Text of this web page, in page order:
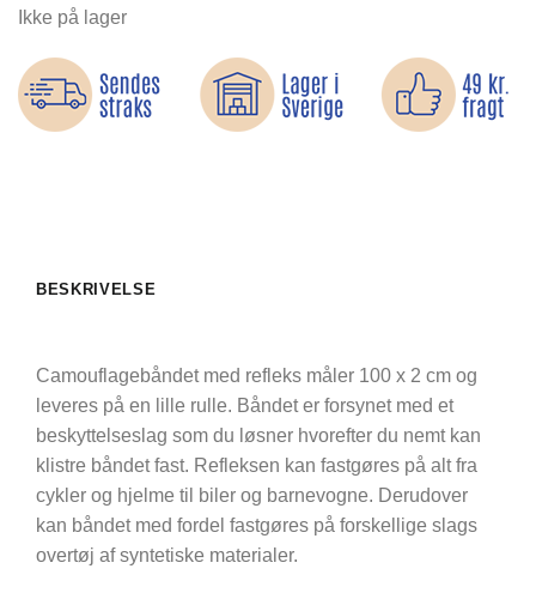
Ikke på lager
BESKRIVELSE
Camouflagebåndet med refleks måler 100 x 2 cm og
leveres på en lille rulle. Båndet er forsynet med et
beskyttelseslag som du løsner hvorefter du nemt kan
klistre båndet fast. Refleksen kan fastgøres på alt fra
cykler og hjelme til biler og barnevogne. Derudover
kan båndet med fordel fastgøres på forskellige slags
overtøj af syntetiske materialer.